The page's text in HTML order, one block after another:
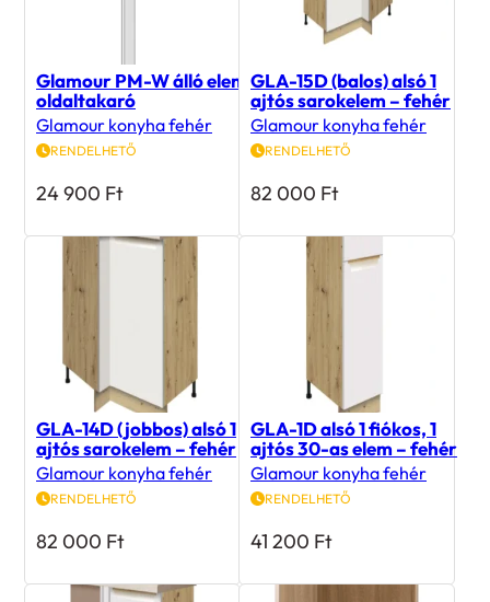
Glamour PM-W álló elem
oldaltakaró
Glamour konyha fehér
RENDELHETŐ
24 900 Ft
GLA-15D (balos) alsó 1
ajtós sarokelem – fehér
Glamour konyha fehér
RENDELHETŐ
82 000 Ft
GLA-14D (jobbos) alsó 1
ajtós sarokelem – fehér
Glamour konyha fehér
RENDELHETŐ
82 000 Ft
GLA-1D alsó 1 fiókos, 1
ajtós 30-as elem – fehér
Glamour konyha fehér
RENDELHETŐ
41 200 Ft